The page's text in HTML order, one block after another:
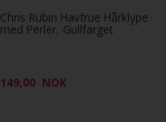
Chris Rubin Havfrue Hårklype
med Perler, Gullfarget
149,00 NOK